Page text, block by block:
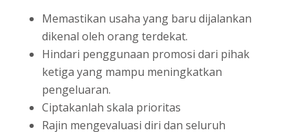
Memastikan usaha yang baru dijalankan
dikenal oleh orang terdekat.
Hindari penggunaan promosi dari pihak
ketiga yang mampu meningkatkan
pengeluaran.
Ciptakanlah skala prioritas
Rajin mengevaluasi diri dan seluruh